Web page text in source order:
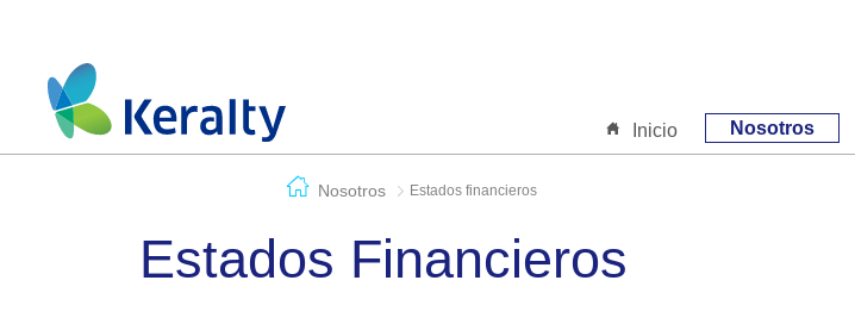
Inicio Nosotros
Nosotros Estados financieros
Estados Financieros